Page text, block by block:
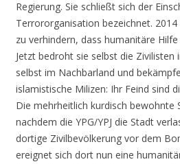
Regierung. Sie schließt sich der
Terrororganisation bezeichnet.
zu verhindern, dass humanitäre
Jetzt bedroht sie selbst die Zivilisten
selbst im Nachbarland und
islamistische Milizen: Ihr Feind sind
Die mehrheitlich kurdisch
nachdem die YPG/YPJ die Stadt
dortige Zivilbevölkerung vor dem
ereignet sich dort nun eine